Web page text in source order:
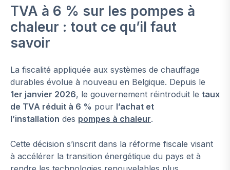
TVA à 6 % sur les pompes à
chaleur : tout ce qu’il faut
savoir
La fiscalité appliquée aux systèmes de chauffage
durables évolue à nouveau en Belgique. Depuis le
1er janvier 2026, le gouvernement réintroduit le taux
de TVA réduit à 6 % pour l’achat et
l’installation des pompes à chaleur.
Cette décision s’inscrit dans la réforme fiscale visant
à accélérer la transition énergétique du pays et à